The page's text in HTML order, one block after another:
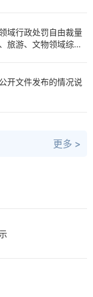
域行政处罚自由裁量
旅游、文物领域综合
开文件发布的情况说
更多 >